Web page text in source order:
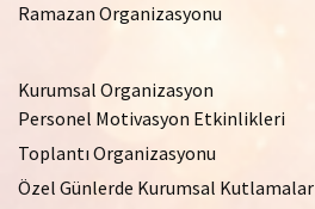
Ramazan Organizasyonu
Kurumsal Organizasyon
Personel Motivasyon Etkinlikleri
Toplantı Organizasyonu
Özel Günlerde Kurumsal Kutlamalar